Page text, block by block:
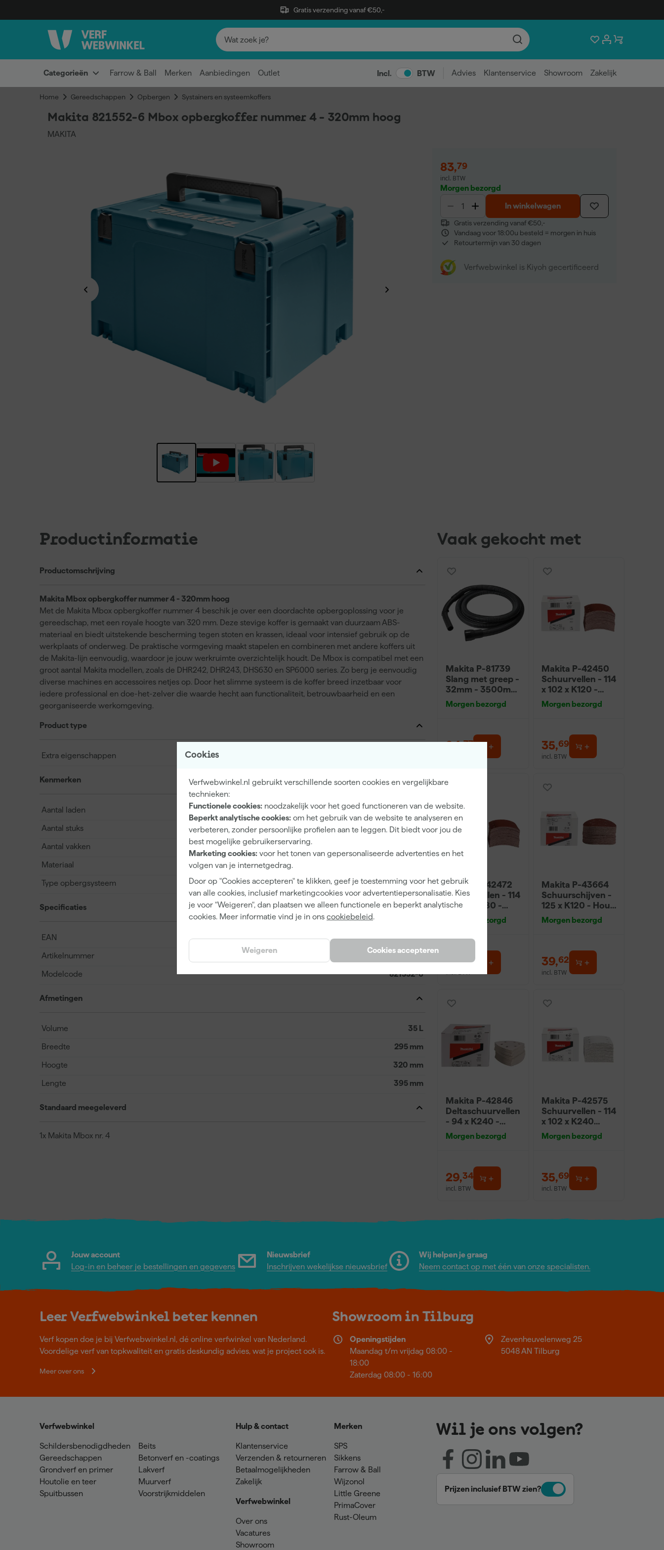
Gratis verzending vanaf €50,-
Categorieën Farrow & Ball Merken Aanbiedingen Outlet Incl. BTW Advies Klantenservice Showroom Zakelijk
Home Gereedschappen Opbergen Systainers en systeemkoffers
Cookies
Verfwebwinkel.nl gebruikt verschillende soorten cookies en vergelijkbare
technieken:
Functionele cookies: noodzakelijk voor het goed functioneren van de website.
Beperkt analytische cookies: om het gebruik van de website te analyseren en
verbeteren, zonder persoonlijke profielen aan te leggen. Dit biedt voor jou de
best mogelijke gebruikerservaring.
Marketing cookies: voor het tonen van gepersonaliseerde advertenties en het
volgen van je internetgedrag.
Door op "Cookies accepteren" te klikken, geef je toestemming voor het gebruik
van alle cookies, inclusief marketingcookies voor advertentiepersonalisatie. Kies
je voor "Weigeren", dan plaatsen we alleen functionele en beperkt analytische
cookies. Meer informatie vind je in ons cookiebeleid.
Cookies accepteren
Weigeren
Makita 821552-6 Mbox opbergkoffer nummer 4 - 320mm hoog
MAKITA
83,79
incl. BTW
Morgen bezorgd
In winkelwagen
Gratis verzending vanaf €50,-
Vandaag voor 18:00u besteld = morgen in huis
Retourtermijn van 30 dagen
Verfwebwinkel is Kiyoh gecertificeerd
Productinformatie
Productomschrijving
Makita Mbox opbergkoffer nummer 4 - 320mm hoog
Met de Makita Mbox opbergkoffer nummer 4 beschik je over een doordachte opbergoplossing voor je
gereedschap, met een royale hoogte van 320 mm. Deze stevige koffer is gemaakt van duurzaam ABS-
materiaal en biedt uitstekende bescherming tegen stoten en krassen, ideaal voor intensief gebruik op de
werkplaats of onderweg. De praktische vormgeving maakt stapelen en combineren met andere koffers uit
de Makita-lijn eenvoudig, waardoor je jouw werkruimte overzichtelijk houdt. De Mbox is compatibel met een
groot aantal Makita modellen, zoals de DHR242, DHR243, DHS630 en SP6000 series. Zo berg je eenvoudig
diverse machines en accessoires netjes op. Door het slimme systeem is de koffer breed inzetbaar voor
iedere professional en doe-het-zelver die waarde hecht aan functionaliteit, betrouwbaarheid en een
georganiseerde werkomgeving.
Product type
Extra eigenschappen
Kenmerken
Aantal laden 0
Aantal stuks 1
Aantal vakken
Materiaal
Type opbergsysteem Systeemkoffer
Specificaties
EAN 0088381433006
Artikelnummer 53005
Modelcode 821552-6
Afmetingen
Volume 35 L
Breedte 295 mm
Hoogte 320 mm
Lengte 395 mm
Standaard meegeleverd
1x Makita Mbox nr. 4
Vaak gekocht met
Makita P-81739
Slang met greep -
32mm - 3500mm
voor VC2512L /
VC3011L
Morgen bezorgd
94,77
Makita P-42450
Schuurvellen - 114
x 102 x K120 -
Hout (50st)
Morgen bezorgd
35,69
incl. BTW
Makita P-42472
Schuurvellen - 114
x 102 x K180 -
Morgen bezorgd
35, 69
incl. BTW
Makita P-43664
Schuurschijven -
125 x K120 - Hout
(50st)
Morgen bezorgd
39,62
incl. BTW
Makita P-42846
Deltaschuurvellen
- 94 x K240 -
Hout (50st)
Morgen bezorgd
29,34
incl. BTW
Makita P-42575
Schuurvellen - 114
x 102 x K240
(50st)
Morgen bezorgd
35,69
incl. BTW
Jouw account
Log-in en beheer je bestellingen en gegevens
Nieuwsbrief
Inschrijven wekelijkse nieuwsbrief
Wij helpen je graag
Neem contact op met één van onze specialisten.
Leer Verfwebwinkel beter kennen
Verf kopen doe je bij Verfwebwinkel.nl, dé online verfwinkel van Nederland.
Voordelige verf van topkwaliteit en gratis deskundig advies, wat je project ook is.
Meer over ons
Showroom in Tilburg
Openingstijden
Maandag t/m vrijdag 08:00 -
18:00
Zaterdag 08:00 - 16:00
Zevenheuvelenweg 25
5048 AN Tilburg
Verfwebwinkel
Schildersbenodigdheden
Gereedschappen
Grondverf en primer
Houtolie en teer
Spuitbussen
Beits
Betonverf en -coatings
Lakverf
Muurverf
Voorstrijkmiddelen
Hulp & contact
Klantenservice
Verzenden & retourneren
Betaalmogelijkheden
Zakelijk
Verfwebwinkel
Over ons
Vacatures
Showroom
Merken
SPS
Sikkens
Farrow & Ball
Wijzonol
Little Greene
PrimaCover
Rust-Oleum
Wil je ons volgen?
Prijzen inclusief BTW zien?